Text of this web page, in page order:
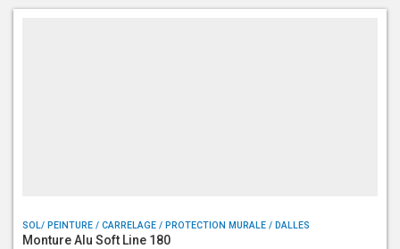
SOL/ PEINTURE / CARRELAGE / PROTECTION MURALE / DALLES
Monture Alu Soft Line 180